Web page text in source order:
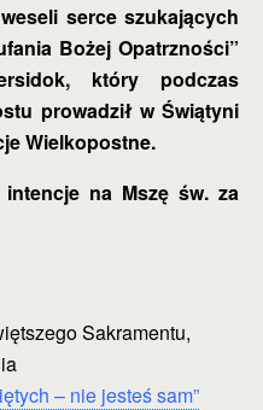
serce szukających
Bożej Opatrzności”
który podczas
prowadził w Świątyni
Wielkopostne.
na Mszę św. za
Sakramentu,
– nie jesteś sam”